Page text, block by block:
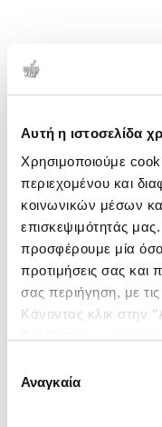
Αυτή η ιστοσελίδα
Χρησιμοποιούμε
περιεχομένου και
κοινωνικών μέσων
επισκεψιμότητάς
προσφέρουμε μία όσο
προτιμήσεις σας και
σας περιήγηση, με
Κάνοντας κλικ στην ‘’
ενδιαφέρουν και να
συγκατάθεσης
Αναγκαία